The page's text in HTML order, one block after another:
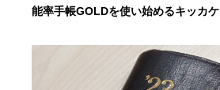
能率手帳GOLDを使い始めるキッカケ